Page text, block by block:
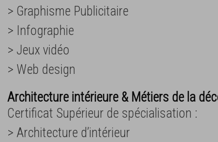
> Graphisme Publicitaire
> Infographie
> Jeux vidéo
> Web design
Architecture intérieure & Métiers de la
Certificat Supérieur de spécialisation :
> Architecture d’intérieur